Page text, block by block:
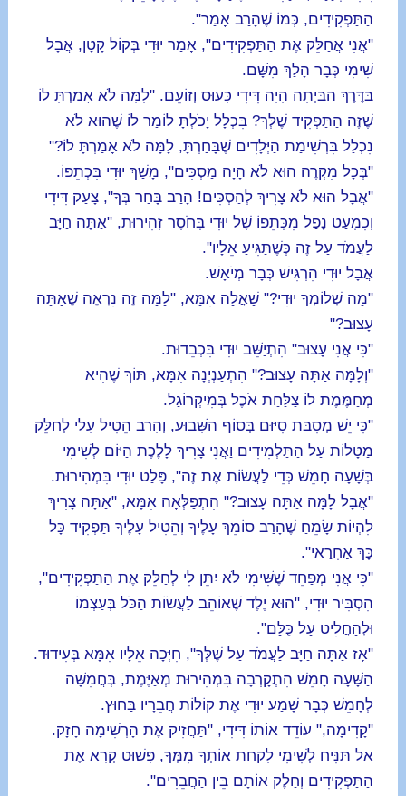
הַתַּפְקִידִים, כְּמוֹ שֶׁהָרַב אָמַר".
"אֲנִי אֲחַלֵּק אֶת הַתַּפְקִידִים", אָמַר יוּדִי בְּקוֹל קָטָן, אֲבָל
שִׁימִי כְּבָר הָלַךְ מִשָּׁם.
בַּדֶּרֶךְ הַבַּיְתָה הָיָה דִּידִי כָּעוּס וְזוֹעֵם. "לָמָּה לֹא אָמַרְתָּ לוֹ
שֶׁזֶּה הַתַּפְקִיד שֶׁלְּךָ? בִּכְלָל יָכֹלְתָּ לוֹמַר לוֹ שֶׁהוּא לֹא
נִכְלַל בִּרְשִׁימַת הַיְּלָדִים שֶׁבָּחַרְתָּ, לָמָּה לֹא אָמַרְתָּ לוֹ?"
"בְּכָל מִקְרֶה הוּא לֹא הָיָה מַסְכִּים", מָשַׁךְ יוּדִי בִּכְתֵפוֹ.
"אֲבָל הוּא לֹא צָרִיךְ לְהַסְכִּים! הָרַב בָּחַר בְּךָ", צָעַק דִּידִי
וְכִמְעַט נָפַל מִכְּתֵפוֹ שֶׁל יוּדִי בְּחֹסֶר זְהִירוּת, "אַתָּה חַיָּב
לַעֲמֹד עַל זֶה כְּשֶׁתַּגִּיעַ אֵלָיו".
אֲבָל יוּדִי הִרְגִּישׁ כְּבָר מְיֹאָשׁ.
"מָה שְׁלוֹמְךָ יוּדִי?" שָׁאֲלָה אִמָּא, "לָמָּה זֶה נִרְאֶה שֶׁאַתָּה
עָצוּב?"
"כִּי אֲנִי עָצוּב" הִתְיַשֵּׁב יוּדִי בִּכְבֵדוּת.
"וְלָמָּה אַתָּה עָצוּב?" הִתְעַנְיְנָה אִמָּא, תּוֹךְ שֶׁהִיא
מְחַמֶּמֶת לוֹ צַלַּחַת אֹכֶל בְּמִיקְרוֹגַל.
"כִּי יֵשׁ מְסִבַּת סִיּוּם בְּסוֹף הַשָּׁבוּעַ, וְהָרַב הֵטִיל עָלַי לְחַלֵּק
מַטָּלוֹת עַל הַתַּלְמִידִים וַאֲנִי צָרִיךְ לָלֶכֶת הַיּוֹם לְשִׁימִי
בְּשָׁעָה חָמֵשׁ כְּדֵי לַעֲשׂוֹת אֶת זֶה", פָּלַט יוּדִי בִּמְהִירוּת.
"אֲבָל לָמָּה אַתָּה עָצוּב?" הִתְפַּלְּאָה אִמָּא, "אַתָּה צָרִיךְ
לִהְיוֹת שָׂמֵחַ שֶׁהָרַב סוֹמֵךְ עָלֶיךָ וְהֵטִיל עָלֶיךָ תַּפְקִיד כָּל
כָּךְ אַחְרַאי".
"כִּי אֲנִי מְפַחֵד שֶׁשִּׁימִי לֹא יִתֵּן לִי לְחַלֵּק אֶת הַתַּפְקִידִים",
הִסְבִּיר יוּדִי, "הוּא יֶלֶד שֶׁאוֹהֵב לַעֲשׂוֹת הַכֹּל בְּעַצְמוֹ
וּלְהַחֲלִיט עַל כֻּלָּם".
"אָז אַתָּה חַיָּב לַעֲמֹד עַל שֶׁלְּךָ", חִיְּכָה אֵלָיו אִמָּא בְּעִידוּד.
הַשָּׁעָה חָמֵשׁ הִתְקָרְבָה בִּמְהִירוּת מְאַיֶּמֶת, בְּחֲמִשָּׁה
לְחָמֵשׁ כְּבָר שָׁמַע יוּדִי אֶת קוֹלוֹת חֲבֵרָיו בַּחוּץ.
"קָדִימָה," עוֹדֵד אוֹתוֹ דִּידִי, "תַּחֲזִיק אֶת הָרְשִׁימָה חָזָק.
אַל תַּנִּיחַ לְשִׁימִי לָקַחַת אוֹתְךָ מִמְּךָ, פָּשׁוּט קְרָא אֶת
הַתַּפְקִידִים וְחַלֶק אוֹתָם בֵּין הַחֲבֵרִים".